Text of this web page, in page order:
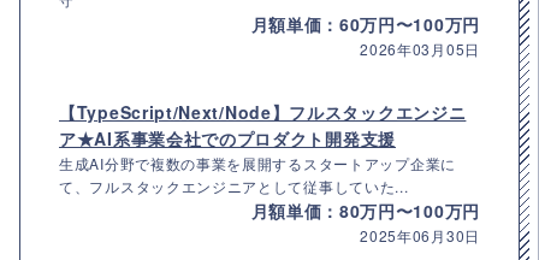
月額単価：60万円〜100万円
2026年03月05日
【TypeScript/Next/Node】フルスタックエンジニ
ア★AI系事業会社でのプロダクト開発支援
生成AI分野で複数の事業を展開するスタートアップ企業に
て、フルスタックエンジニアとして従事していた...
月額単価：80万円〜100万円
2025年06月30日